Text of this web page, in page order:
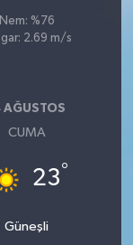
Nem: %76
2.69 m/s
AĞUSTOS
CUMA
23°
Güneşli